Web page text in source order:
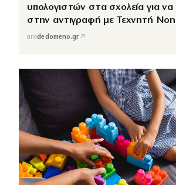
υπολογιστών στα σχολεία για να
στην αντιγραφή με Τεχνητή
απόdedomeno.gr ↗